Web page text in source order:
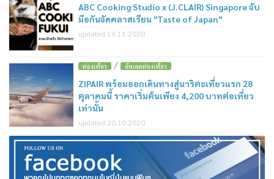
ABC Cooking Studio x (J.CLAIR) Singapore จับ
มือกันจัดคลาสเรียน "Taste of Japan"
updated 19.11.2020
ท่องเที่ยว / อัพเดตท่องเที่ยว
ZIPAIR พร้อมออกเดินทางสู่นาริตะเที่ยวแรก 28
ตุลาคมนี้ ราคาเริ่มต้นเพียง 4,200 บาทต่อเที่ยว
เท่านั้น
updated 20.10.2020